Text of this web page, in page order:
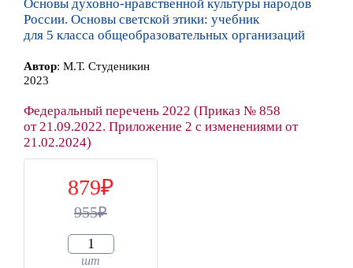
Основы духовно-нравственной культуры народов
России. Основы светской этики: учебник
для 5 класса общеобразовательных организаций
Автор: М.Т. Студеникин
2023
Федеральный перечень 2022 (Приказ № 858
от 21.09.2022. Приложение 2 с изменениями от
21.02.2024)
879
955
шт